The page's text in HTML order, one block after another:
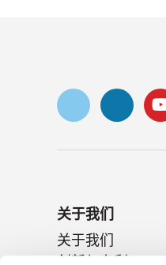
Vimeo ǞǞǞ
关于我们
关于我们